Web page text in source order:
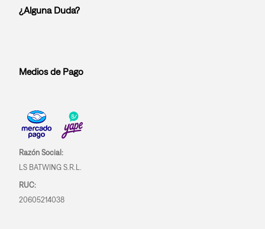
¿Alguna Duda?
Medios de Pago
Razón Social:
LS BATWING S.R.L.
RUC:
20605214038